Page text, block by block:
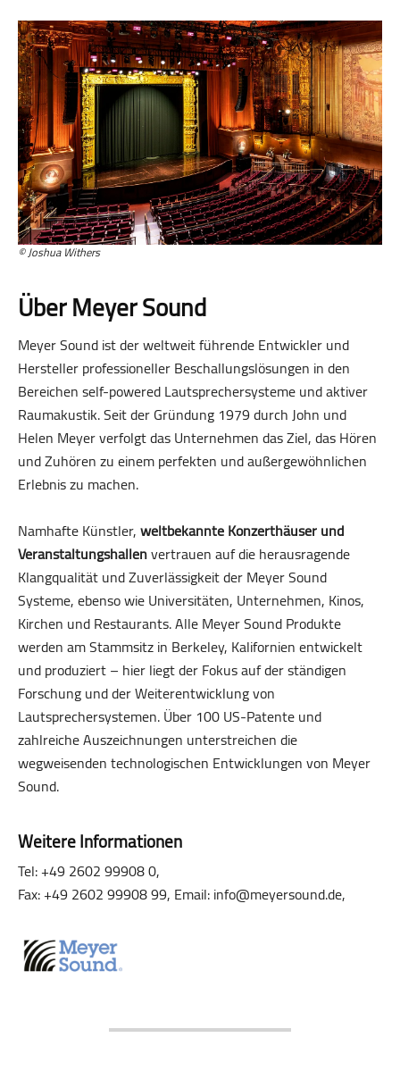
© Joshua Withers
Über Meyer Sound
Meyer Sound ist der weltweit führende Entwickler und
Hersteller professioneller Beschallungslösungen in den
Bereichen self-powered Lautsprechersysteme und aktiver
Raumakustik. Seit der Gründung 1979 durch John und
Helen Meyer verfolgt das Unternehmen das Ziel, das Hören
und Zuhören zu einem perfekten und außergewöhnlichen
Erlebnis zu machen.
Namhafte Künstler,weltbekannte Konzerthäuser und
Veranstaltungshallenvertrauen auf die herausragende
Klangqualität und Zuverlässigkeit der Meyer Sound
Systeme, ebenso wie Universitäten, Unternehmen, Kinos,
Kirchen und Restaurants. Alle Meyer Sound Produkte
werden am Stammsitz in Berkeley, Kalifornien entwickelt
und produziert – hier liegt der Fokus auf der ständigen
Forschung und der Weiterentwicklung von
Lautsprechersystemen. Über 100 US-Patente und
zahlreiche Auszeichnungen unterstreichen die
wegweisenden technologischen Entwicklungen von Meyer
Sound.
Weitere Informationen
Tel: +49 2602 99908 0,
Fax: +49 2602 99908 99, Email: info@meyersound.de,